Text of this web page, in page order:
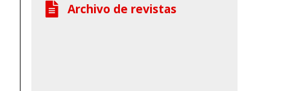
Archivo de revistas